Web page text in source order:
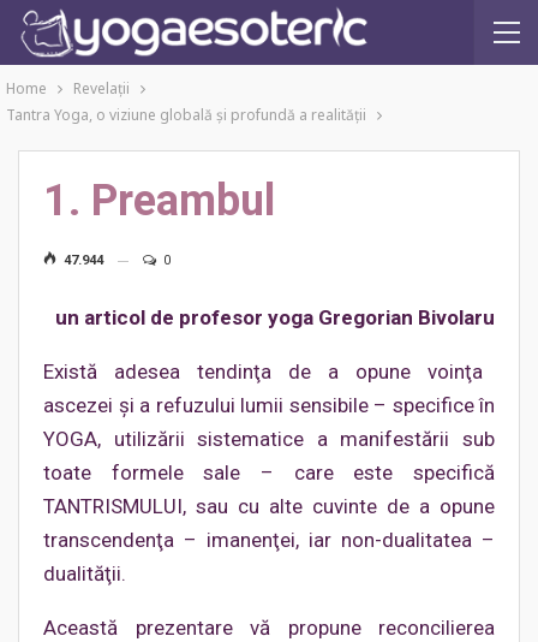
Home
Revelaţii
Tantra Yoga, o viziune globală şi profundă a realităţii
1. Preambul
47.944 0
un articol de profesor yoga Gregorian Bivolaru
Există adesea tendinţa de a opune voinţa
ascezei şi a refuzului lumii sensibile – specifice în
YOGA, utilizării sistematice a manifestării sub
toate formele sale – care este specifică
TANTRISMULUI, sau cu alte cuvinte de a opune
transcendenţa – imanenţei, iar non-dualitatea –
dualităţii.
Această prezentare vă propune reconcilierea